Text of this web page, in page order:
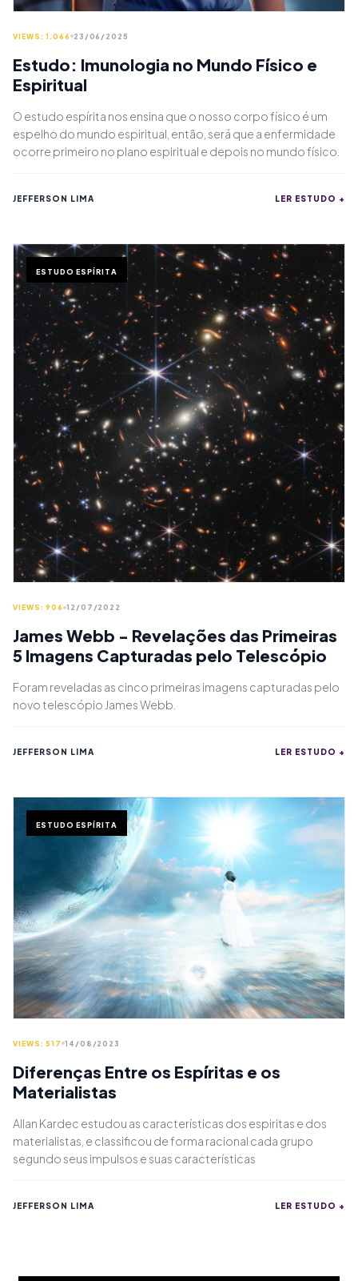
VIEWS: 1.066 23/06/2025
Estudo: Imunologia no Mundo Físico e
Espiritual
O estudo espírita nos ensina que o nosso corpo físico é um
espelho do mundo espiritual, então, será que a enfermidade
ocorre primeiro no plano espiritual e depois no mundo físico.
JEFFERSON LIMA LER ESTUDO +
ESTUDO ESPÍRITA
VIEWS: 906 12/07/2022
James Webb - Revelações das Primeiras
5 Imagens Capturadas pelo Telescópio
Foram reveladas as cinco primeiras imagens capturadas pelo
novo telescópio James Webb.
JEFFERSON LIMA LER ESTUDO +
ESTUDO ESPÍRITA
VIEWS: 517 14/08/2023
Diferenças Entre os Espíritas e os
Materialistas
Allan Kardec estudou as características dos espiritas e dos
materialistas, e classificou de forma racional cada grupo
segundo seus impulsos e suas características
JEFFERSON LIMA LER ESTUDO +